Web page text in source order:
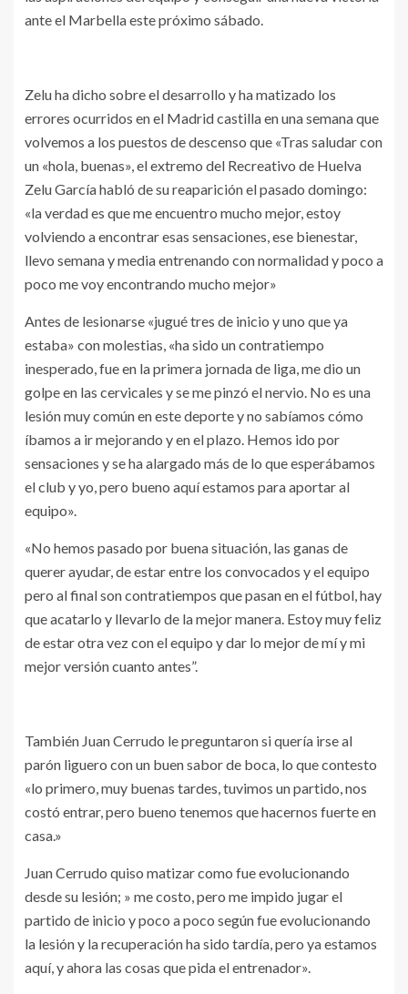
ante el Marbella este próximo sábado.
Zelu ha dicho sobre el desarrollo y ha matizado los
errores ocurridos en el Madrid castilla en una semana que
volvemos a los puestos de descenso que «Tras saludar con
un «hola, buenas», el extremo del Recreativo de Huelva
Zelu García habló de su reaparición el pasado domingo:
«la verdad es que me encuentro mucho mejor, estoy
volviendo a encontrar esas sensaciones, ese bienestar,
llevo semana y media entrenando con normalidad y poco a
poco me voy encontrando mucho mejor»
Antes de lesionarse «jugué tres de inicio y uno que ya
estaba» con molestias, «ha sido un contratiempo
inesperado, fue en la primera jornada de liga, me dio un
golpe en las cervicales y se me pinzó el nervio. No es una
lesión muy común en este deporte y no sabíamos cómo
íbamos a ir mejorando y en el plazo. Hemos ido por
sensaciones y se ha alargado más de lo que esperábamos
el club y yo, pero bueno aquí estamos para aportar al
equipo».
«No hemos pasado por buena situación, las ganas de
querer ayudar, de estar entre los convocados y el equipo
pero al final son contratiempos que pasan en el fútbol, hay
que acatarlo y llevarlo de la mejor manera. Estoy muy feliz
de estar otra vez con el equipo y dar lo mejor de mí y mi
mejor versión cuanto antes”.
También Juan Cerrudo le preguntaron si quería irse al
parón liguero con un buen sabor de boca, lo que contesto
«lo primero, muy buenas tardes, tuvimos un partido, nos
costó entrar, pero bueno tenemos que hacernos fuerte en
casa.»
Juan Cerrudo quiso matizar como fue evolucionando
desde su lesión; » me costo, pero me impido jugar el
partido de inicio y poco a poco según fue evolucionando
la lesión y la recuperación ha sido tardía, pero ya estamos
aquí, y ahora las cosas que pida el entrenador».